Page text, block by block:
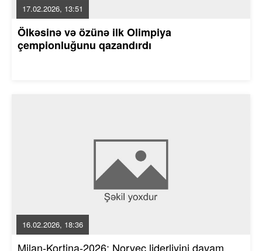
17.02.2026, 13:51
Ölkəsinə və özünə ilk Olimpiya
çempionluğunu qazandırdı
16.02.2026, 18:36
Milan-Kortina-2026: Norveç liderliyini davam